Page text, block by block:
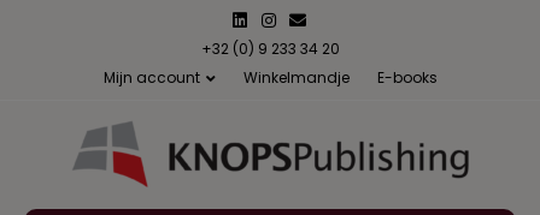
LinkedinInstagram
Email
+32 (0) 9 233 34 20
Mijn account
Winkelmandje E-books